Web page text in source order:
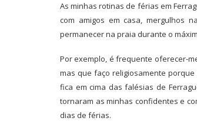
As minhas rotinas de férias em
com amigos em casa, mergulhos
permanecer na praia durante o
Por exemplo, é frequente oferecer-
mas que faço religiosamente
fica em cima das falésias de
tornaram as minhas confidentes e
dias de férias.